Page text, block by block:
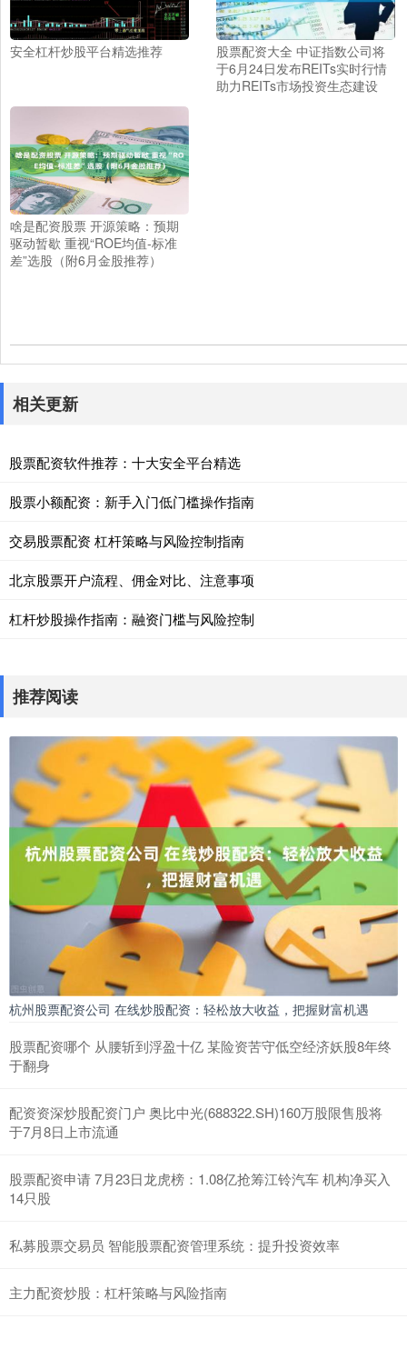
安全杠杆炒股平台精选推荐
股票配资大全 中证指数公司将
于6月24日发布REITs实时行情
助力REITs市场投资生态建设
啥是配资股票 开源策略：预期
驱动暂歇 重视“ROE均值-标准
差”选股（附6月金股推荐）
相关更新
股票配资软件推荐：十大安全平台精选
股票小额配资：新手入门低门槛操作指南
交易股票配资 杠杆策略与风险控制指南
北京股票开户流程、佣金对比、注意事项
杠杆炒股操作指南：融资门槛与风险控制
推荐阅读
杭州股票配资公司 在线炒股配资：轻松放大收益，把握财富机遇
股票配资哪个 从腰斩到浮盈十亿 某险资苦守低空经济妖股8年终
于翻身
配资资深炒股配资门户 奥比中光(688322.SH)160万股限售股将
于7月8日上市流通
股票配资申请 7月23日龙虎榜：1.08亿抢筹江铃汽车 机构净买入
14只股
私募股票交易员 智能股票配资管理系统：提升投资效率
主力配资炒股：杠杆策略与风险指南